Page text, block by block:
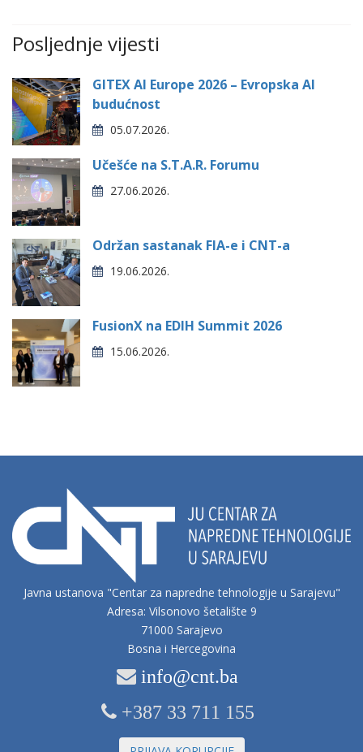
Posljednje vijesti
GITEX AI Europe 2026 – Evropska AI
budućnost
05.07.2026.
Učešće na S.T.A.R. Forumu
27.06.2026.
Održan sastanak FIA-e i CNT-a
19.06.2026.
FusionX na EDIH Summit 2026
15.06.2026.
Javna ustanova "Centar za napredne tehnologije u Sarajevu"
Adresa: Vilsonovo šetalište 9
71000 Sarajevo
Bosna i Hercegovina
info@cnt.ba
+387 33 711 155